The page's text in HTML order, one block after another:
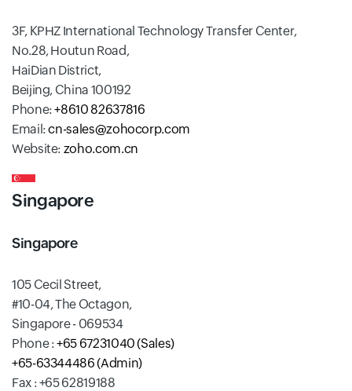
3F, KPHZ International Technology Transfer Center,
No.28, Houtun Road,
HaiDian District,
Beijing, China 100192
Phone:+8610 82637816
Email:cn-sales@zohocorp.com
Website: zoho.com.cn
Singapore
Singapore
105 Cecil Street,
#10-04, The Octagon,
Singapore - 069534
Phone :+65 67231040 (Sales)
+65-63344486 (Admin)
Fax : +65 62819188